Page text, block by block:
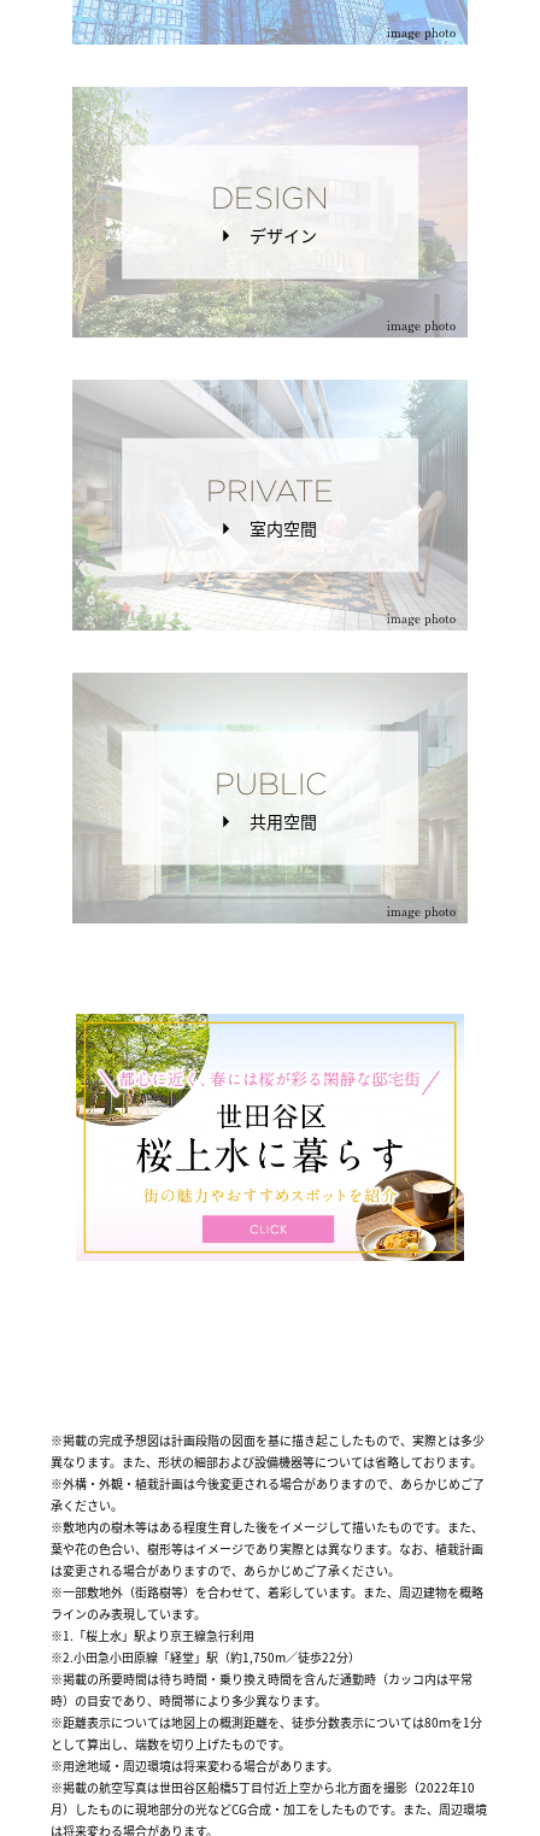
image photo
image photo
DESIGN
デザイン
image photo
PRIVATE
室内空間
image photo
PUBLIC
共用空間
※掲載の完成予想図は計画段階の図面を基に描き起こしたもので、実際とは多少
異なります。また、形状の細部および設備機器等については省略しております。
※外構・外観・植栽計画は今後変更される場合がありますので、あらかじめご了
承ください。
※敷地内の樹木等はある程度生育した後をイメージして描いたものです。また、
葉や花の色合い、樹形等はイメージであり実際とは異なります。なお、植栽計画
は変更される場合がありますので、あらかじめご了承ください。
※一部敷地外（街路樹等）を合わせて、着彩しています。また、周辺建物を概略
ラインのみ表現しています。
※1.「桜上水」駅より京王線急行利用
※2.小田急小田原線「経堂」駅（約1,750m／徒歩22分）
※掲載の所要時間は待ち時間・乗り換え時間を含んだ通勤時（カッコ内は平常
時）の目安であり、時間帯により多少異なります。
※距離表示については地図上の概測距離を、徒歩分数表示については80ｍを1分
として算出し、端数を切り上げたものです。
※用途地域・周辺環境は将来変わる場合があります。
※掲載の航空写真は世田谷区船橋5丁目付近上空から北方面を撮影（2022年10
月）したものに現地部分の光などCG合成・加工をしたものです。また、周辺環境
は将来変わる場合があります。